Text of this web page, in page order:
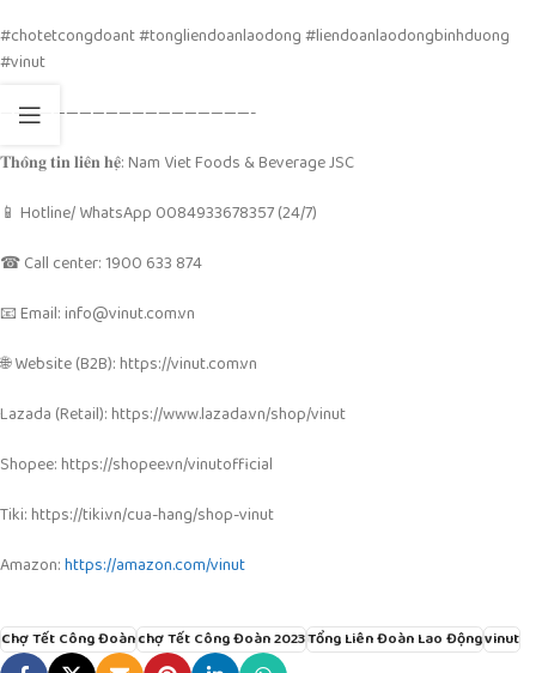
#chotetcongdoant #tongliendoanlaodong #liendoanlaodongbinhduong
#vinut
———————————————————-
𝐓𝐡𝐨̂𝐧𝐠 𝐭𝐢𝐧 𝐥𝐢𝐞̂𝐧 𝐡𝐞̣̂: Nam Viet Foods & Beverage JSC
📱 Hotline/ WhatsApp 0084933678357 (24/7)
☎ Call center: 1900 633 874
📧 Email: info@vinut.com.vn
🌐 Website (B2B): https://vinut.com.vn
Lazada (Retail): https://www.lazada.vn/shop/vinut
Shopee: https://shopee.vn/vinutofficial
Tiki: https://tiki.vn/cua-hang/shop-vinut
Amazon:https://amazon.com/vinut
Chợ Tết Công Đoànchợ Tết Công Đoàn 2023Tổng Liên Đoàn Lao Độngvinut